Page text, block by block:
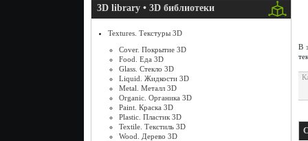
3D library • 3D библиотеки
Textures. Текстуры 3D
Cover. Покрытие 3D
Food. Еда 3D
Glass. Стекло 3D
Liquid. Жидкости 3D
Metal. Металл 3D
Organic. Органика 3D
Paint. Краска 3D
Plastic. Пластик 3D
Textile. Текстиль 3D
Wood. Дерево 3D
В